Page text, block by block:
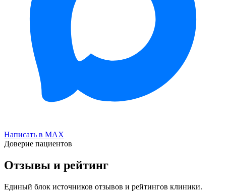
Написать в MAX
Доверие пациентов
Отзывы и рейтинг
Единый блок источников отзывов и рейтингов клиники.